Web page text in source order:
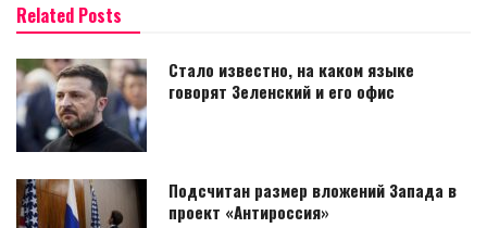
Related Posts
Стало известно, на каком языке
говорят Зеленский и его офис
Подсчитан размер вложений Запада в
проект «Антироссия»